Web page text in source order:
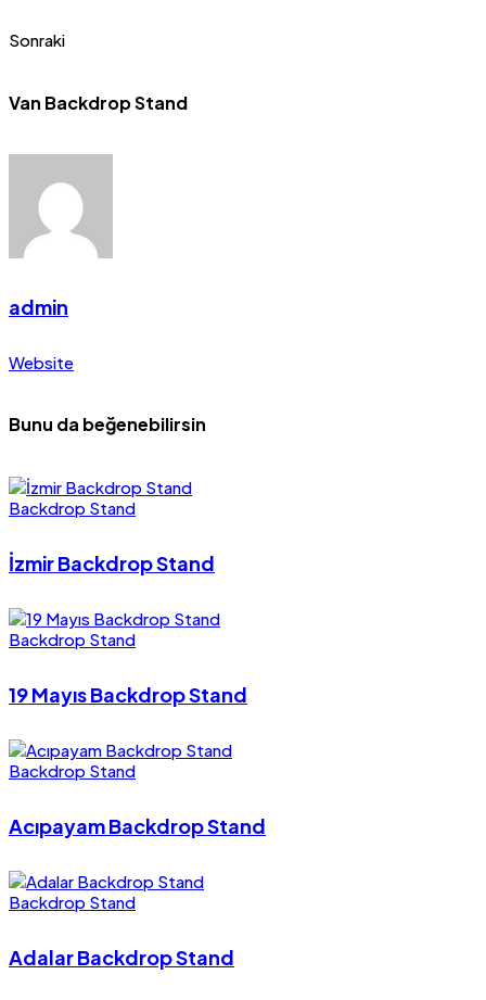
Sonraki
Van Backdrop Stand
admin
Website
Bunu da beğenebilirsin
Backdrop Stand
İzmir Backdrop Stand
Backdrop Stand
19 Mayıs Backdrop Stand
Backdrop Stand
Acıpayam Backdrop Stand
Backdrop Stand
Adalar Backdrop Stand